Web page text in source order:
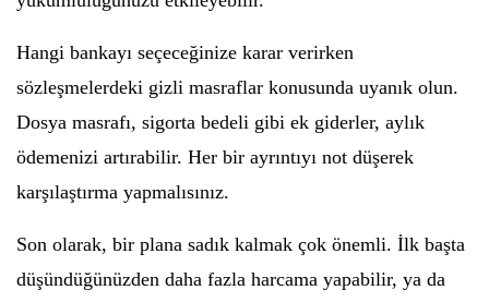
Hangi bankayı seçeceğinize karar verirken
sözleşmelerdeki gizli masraflar konusunda uyanık olun.
Dosya masrafı, sigorta bedeli gibi ek giderler, aylık
ödemenizi artırabilir. Her bir ayrıntıyı not düşerek
karşılaştırma yapmalısınız.
Son olarak, bir plana sadık kalmak çok önemli. İlk başta
düşündüğünüzden daha fazla harcama yapabilir, ya da